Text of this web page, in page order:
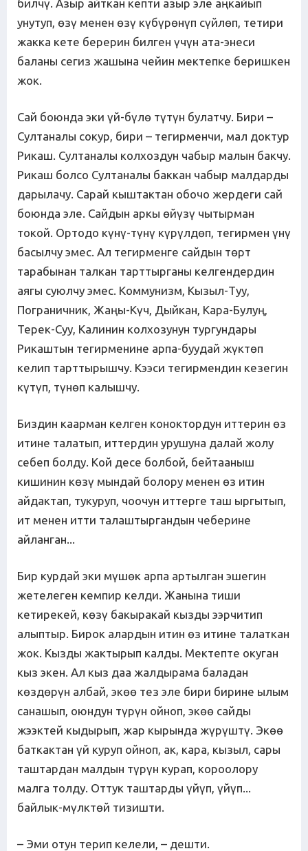
билчү. Азыр айткан кепти азыр эле аңкайып
унутуп, өзү менен өзү күбүрөнүп сүйлөп, тетири
жакка кете берерин билген үчүн ата-энеси
баланы сегиз жашына чейин мектепке беришкен
жок.
Сай боюнда эки үй-бүлө түтүн булатчу. Бири –
Султаналы сокур, бири – тегирменчи, мал доктур
Рикаш. Султаналы колхоздун чабыр малын бакчу.
Рикаш болсо Султаналы баккан чабыр малдарды
дарылачу. Сарай кыштактан обочо жердеги сай
боюнда эле. Сайдын аркы өйүзү чытырман
токой. Ортодо күнү-түнү күрүлдөп, тегирмен үнү
басылчу эмес. Ал тегирменге сайдын төрт
тарабынан талкан тарттырганы келгендердин
аягы суюлчу эмес. Коммунизм, Кызыл-Туу,
Пограничник, Жаңы-Күч, Дыйкан, Кара-Булуң,
Терек-Суу, Калинин колхозунун тургундары
Рикаштын тегирменине арпа-буудай жүктөп
келип тарттырышчу. Кээси тегирмендин кезегин
күтүп, түнөп калышчу.
Биздин каарман келген коноктордун иттерин өз
итине талатып, иттердин урушуна далай жолу
себеп болду. Кой десе болбой, бейтааныш
кишинин көзү мындай болору менен өз итин
айдактап, тукуруп, чоочун иттерге таш ыргытып,
ит менен итти талаштыргандын чеберине
айланган...
Бир курдай эки мүшөк арпа артылган эшегин
жетелеген кемпир келди. Жанына тиши
кетирекей, көзү бакыракай кызды ээрчитип
алыптыр. Бирок алардын итин өз итине талаткан
жок. Кызды жактырып калды. Мектепте окуган
кыз экен. Ал кыз даа жалдырама баладан
көздөрүн албай, экөө тез эле бири бирине ылым
санашып, оюндун түрүн ойноп, экөө сайды
жээктей кыдырып, жар кырында жүрүштү. Экөө
баткактан үй куруп ойноп, ак, кара, кызыл, сары
таштардан малдын түрүн курап, короолору
малга толду. Оттук таштарды үйүп, үйүп...
байлык-мүлктөй тизишти.
– Эми отун терип келели, – дешти.